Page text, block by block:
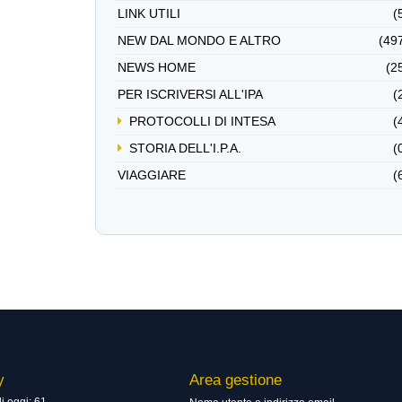
LINK UTILI
NEW DAL MONDO E ALTRO
NEWS HOME
PER ISCRIVERSI ALL'IPA
PROTOCOLLI DI INTESA
STORIA DELL'I.P.A.
VIAGGIARE
Area gestione